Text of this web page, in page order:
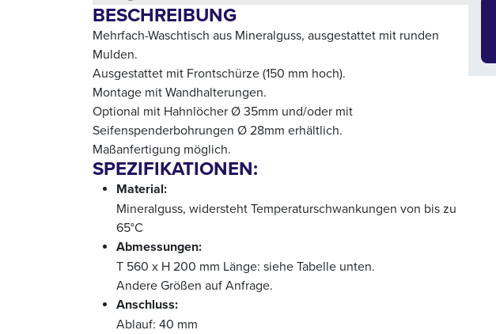
BESCHREIBUNG
Mehrfach-Waschtisch aus Mineralguss, ausgestattet mit runden
Mulden.
Ausgestattet mit Frontschürze (150 mm hoch).
Montage mit Wandhalterungen.
Optional mit Hahnlöcher Ø 35mm und/oder mit
Seifenspenderbohrungen Ø 28mm erhältlich.
Maßanfertigung möglich.
SPEZIFIKATIONEN:
Material:
Mineralguss, widersteht Temperaturschwankungen von bis zu
65°C
Abmessungen:
T 560 x H 200 mm Länge: siehe Tabelle unten.
Andere Größen auf Anfrage.
Anschluss:
Ablauf: 40 mm